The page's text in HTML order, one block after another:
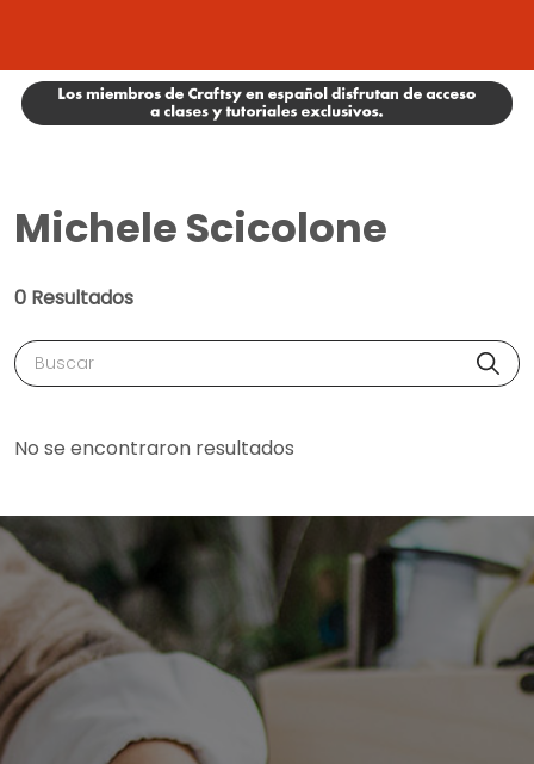
Michele Scicolone
0 Resultados
Buscar
No se encontraron resultados